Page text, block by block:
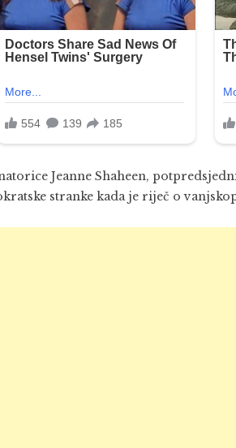
Jeanne Shaheen,
stranke kada je riječ o